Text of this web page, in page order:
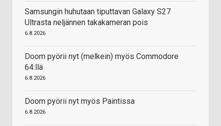
Samsungin huhutaan tiputtavan Galaxy S27
Ultrasta neljännen takakameran pois
6.8.2026
Doom pyörii nyt (melkein) myös Commodore
64:llä
6.8.2026
Doom pyörii nyt myös Paintissa
6.8.2026